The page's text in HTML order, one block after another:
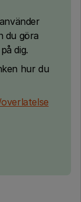
du göra
dig.
hur du